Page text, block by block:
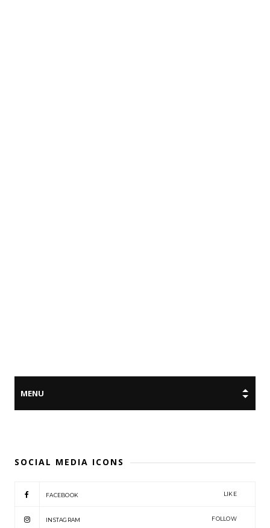
SOCIAL MEDIA ICONS
FACEBOOK LIKE
INSTAGRAM FOLLOW